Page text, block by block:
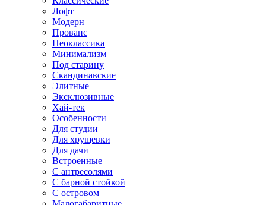
Лофт
Модерн
Прованс
Неоклассика
Минимализм
Под старину
Скандинавские
Элитные
Эксклюзивные
Хай-тек
Особенности
Для студии
Для хрущевки
Для дачи
Встроенные
С антресолями
С барной стойкой
С островом